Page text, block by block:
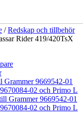
/Redskap och tillbehör
Rider 419/420TsX
Grammer 9669542-01
02 och Primo L
Grammer 9669542-01
02 och Primo L